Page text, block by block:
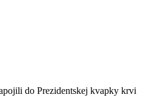
do Prezidentskej kvapky krvi